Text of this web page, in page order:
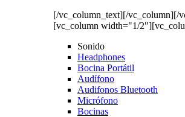
[/vc_column_text][/vc_column][/
[vc_column width="1/
Sonido
Headphones
Bocina Portátil
Audífono
Audifonos Bluetooth
Micrófono
Bocinas